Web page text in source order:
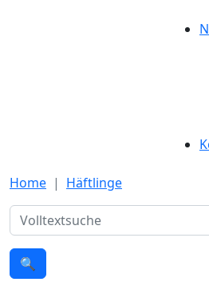
Home
Häftlinge
Suche
🔍